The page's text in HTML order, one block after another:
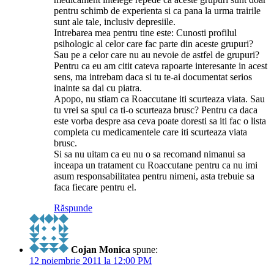
pentru schimb de experienta si ca pana la urma trairile
sunt ale tale, inclusiv depresiile.
Intrebarea mea pentru tine este: Cunosti profilul
psihologic al celor care fac parte din aceste grupuri?
Sau pe a celor care nu au nevoie de astfel de grupuri?
Pentru ca eu am citit cateva rapoarte interesante in acest
sens, ma intrebam daca si tu te-ai documentat serios
inainte sa dai cu piatra.
Apopo, nu stiam ca Roaccutane iti scurteaza viata. Sau
tu vrei sa spui ca ti-o scurteaza brusc? Pentru ca daca
este vorba despre asa ceva poate doresti sa iti fac o lista
completa cu medicamentele care iti scurteaza viata
brusc.
Si sa nu uitam ca eu nu o sa recomand nimanui sa
inceapa un tratament cu Roaccutane pentru ca nu imi
asum responsabilitatea pentru nimeni, asta trebuie sa
faca fiecare pentru el.
Răspunde
Cojan Monica spune:
12 noiembrie 2011 la 12:00 PM